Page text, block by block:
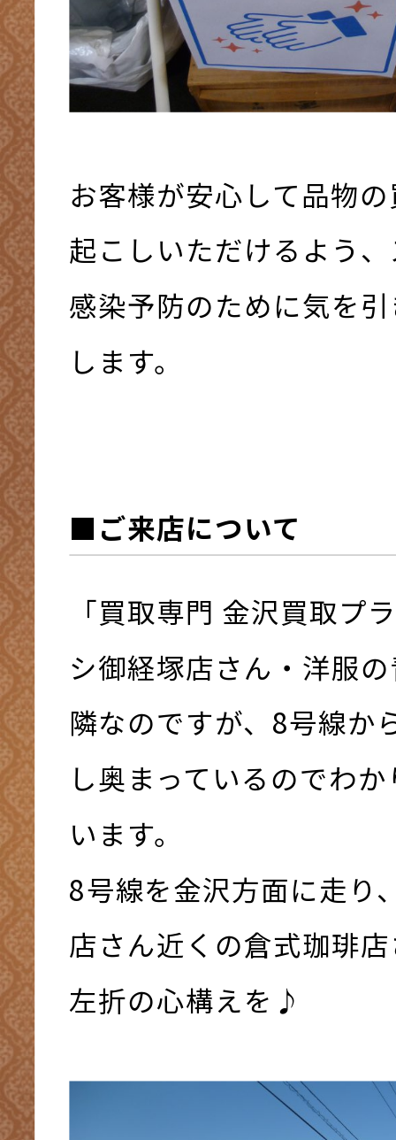
お客様が安心して品物
起こしいただけるよう
感染予防のために気を
します。
■ご来店について
「買取専門 金沢買取プ
シ御経塚店さん・洋服
隣なのですが、8号線か
し奥まっているのでわ
います。
8号線を金沢方面に走り
店さん近くの倉式珈琲
左折の心構えを♪